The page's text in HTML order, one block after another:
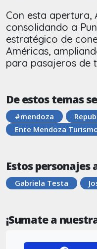
Con esta apertura,
consolidando a
estratégico de
Américas,
para pasajeros de
De estos temas
#mendoza
Ente Mendoza
Estos personajes
Gabriela Testa
¡Sumate a